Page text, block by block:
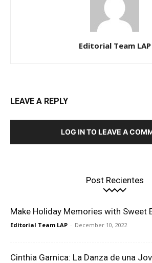
Editorial Team LAP
LEAVE A REPLY
LOG IN TO LEAVE A
Post Recientes
Make Holiday Memories with Sweet
Editorial Team LAP - December 10, 2022
Cinthia Garnica: La Danza de una